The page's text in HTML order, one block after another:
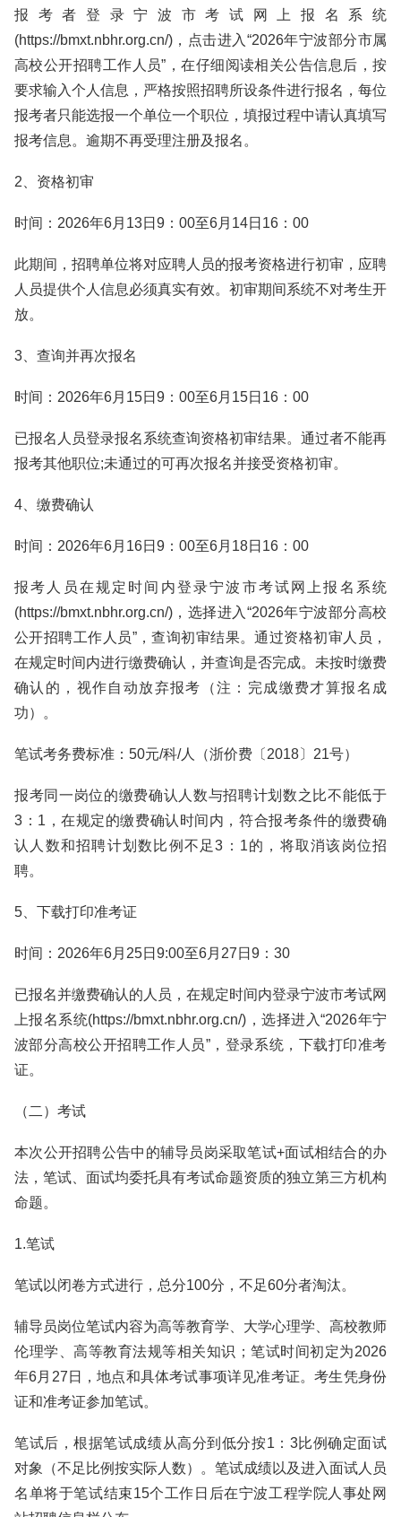
报考者登录宁波市考试网上报名系统
(https://bmxt.nbhr.org.cn/)，点击进入“2026年宁波部分市属
高校公开招聘工作人员”，在仔细阅读相关公告信息后，按
要求输入个人信息，严格按照招聘所设条件进行报名，每位
报考者只能选报一个单位一个职位，填报过程中请认真填写
报考信息。逾期不再受理注册及报名。
2、资格初审
时间：2026年6月13日9：00至6月14日16：00
此期间，招聘单位将对应聘人员的报考资格进行初审，应聘
人员提供个人信息必须真实有效。初审期间系统不对考生开
放。
3、查询并再次报名
时间：2026年6月15日9：00至6月15日16：00
已报名人员登录报名系统查询资格初审结果。通过者不能再
报考其他职位;未通过的可再次报名并接受资格初审。
4、缴费确认
时间：2026年6月16日9：00至6月18日16：00
报考人员在规定时间内登录宁波市考试网上报名系统
(https://bmxt.nbhr.org.cn/)，选择进入“2026年宁波部分高校
公开招聘工作人员”，查询初审结果。通过资格初审人员，
在规定时间内进行缴费确认，并查询是否完成。未按时缴费
确认的，视作自动放弃报考（注：完成缴费才算报名成
功）。
笔试考务费标准：50元/科/人（浙价费〔2018〕21号）
报考同一岗位的缴费确认人数与招聘计划数之比不能低于
3：1，在规定的缴费确认时间内，符合报考条件的缴费确
认人数和招聘计划数比例不足3：1的，将取消该岗位招
聘。
5、下载打印准考证
时间：2026年6月25日9:00至6月27日9：30
已报名并缴费确认的人员，在规定时间内登录宁波市考试网
上报名系统(https://bmxt.nbhr.org.cn/)，选择进入“2026年宁
波部分高校公开招聘工作人员”，登录系统，下载打印准考
证。
（二）考试
本次公开招聘公告中的辅导员岗采取笔试+面试相结合的办
法，笔试、面试均委托具有考试命题资质的独立第三方机构
命题。
1.笔试
笔试以闭卷方式进行，总分100分，不足60分者淘汰。
辅导员岗位笔试内容为高等教育学、大学心理学、高校教师
伦理学、高等教育法规等相关知识；笔试时间初定为2026
年6月27日，地点和具体考试事项详见准考证。考生凭身份
证和准考证参加笔试。
笔试后，根据笔试成绩从高分到低分按1：3比例确定面试
对象（不足比例按实际人数）。笔试成绩以及进入面试人员
名单将于笔试结束15个工作日后在宁波工程学院人事处网